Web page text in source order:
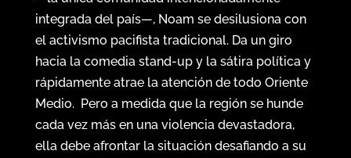
integrada del país—, Noam se desilusiona con
el activismo pacifista tradicional. Da un giro
hacia la comedia stand-up y la sátira política y
rápidamente atrae la atención de todo Oriente
Medio. Pero a medida que la región se hunde
cada vez más en una violencia devastadora,
ella debe afrontar la situación desafiando a su